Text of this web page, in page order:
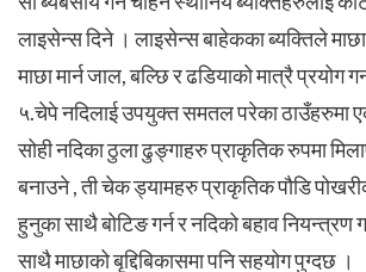
लाइसेन्स दिने । लाइसेन्स बाहेकका ब्यक्तिले
माछा मार्न जाल, बल्छि र ढडियाको मात्रै प्रयोग
५.चेपे नदिलाई उपयुक्त समतल परेका ठाउँहरुमा
सोही नदिका ठुला ढुङ्गाहरु प्राकृतिक रुपमा
बनाउने , ती चेक ड्यामहरु प्राकृतिक पौडि
हुनुका साथै बोटिङ गर्न र नदिको बहाव नियन्त्रण
साथै माछाको बृद्दिबिकासमा पनि सहयोग पुग्दछ ।